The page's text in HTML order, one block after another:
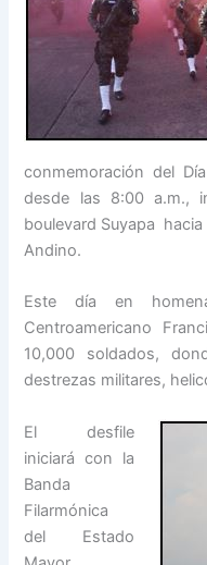
conmemoración del
desde las 8:00 a.m.,
boulevard Suyapa
Andino.
Este día en
Centroamericano
10,000 soldados,
destrezas militares,
El desfile
iniciará con la
Banda
Filarmónica
del Estado